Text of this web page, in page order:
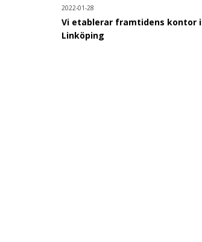
2022-01-28
Vi etablerar framtidens kontor i
Linköping